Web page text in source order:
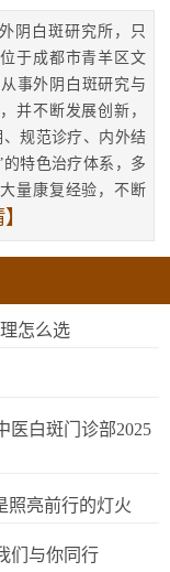
阴白斑研究所，只
于成都市青羊区文
事外阴白斑研究与
并不断发展创新，
、规范诊疗、内外结
特色治疗体系，多
量康复经验，不断
怎么选
白斑门诊部2025
照亮前行的灯火
们与你同行